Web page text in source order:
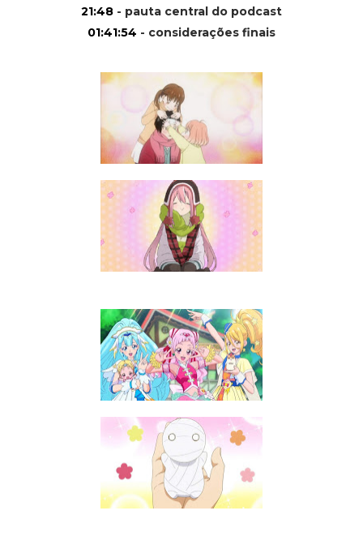
21:48- pauta central do podcast
01:41:54 - considerações finais